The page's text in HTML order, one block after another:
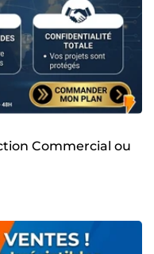
Commercial ou